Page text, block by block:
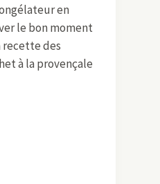
en
le bon moment
recette des
à la provençale